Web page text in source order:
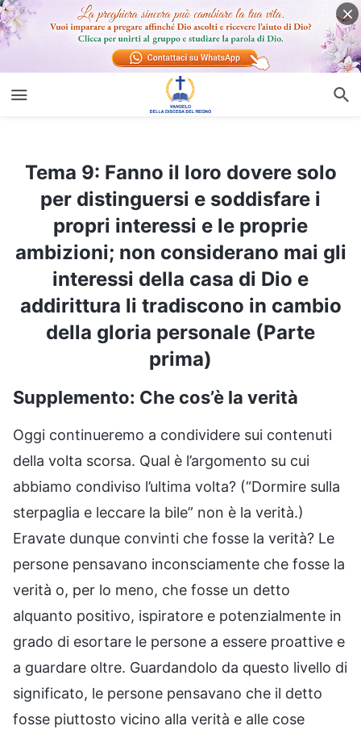
Tema 9: Fanno il loro dovere solo
per distinguersi e soddisfare i
propri interessi e le proprie
ambizioni; non considerano mai gli
interessi della casa di Dio e
addirittura li tradiscono in cambio
della gloria personale (Parte
prima)
Supplemento: Che cos’è la verità
Oggi continueremo a condividere sui contenuti
della volta scorsa. Qual è l’argomento su cui
abbiamo condiviso l’ultima volta? (“Dormire sulla
sterpaglia e leccare la bile” non è la verità.)
Eravate dunque convinti che fosse la verità? Le
persone pensavano inconsciamente che fosse la
verità o, per lo meno, che fosse un detto
alquanto positivo, ispiratore e potenzialmente in
grado di esortare le persone a essere proattive e
a guardare oltre. Guardandolo da questo livello di
significato, le persone pensavano che il detto
fosse piuttosto vicino alla verità e alle cose